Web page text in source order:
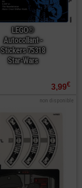
LEGO®
Autocollant -
Stickers 75318
Star-Wars
3,99€
non disponible